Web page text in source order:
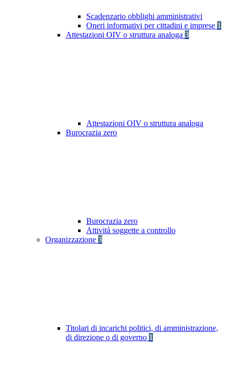
Scadenzario obblighi amministrativi
Oneri informativi per cittadini e imprese 1
Attestazioni OIV o struttura analoga 3
Attestazioni OIV o struttura analoga
Burocrazia zero
Burocrazia zero
Attività soggette a controllo
Organizzazione 3
Titolari di incarichi politici, di amministrazione,
di direzione o di governo 1